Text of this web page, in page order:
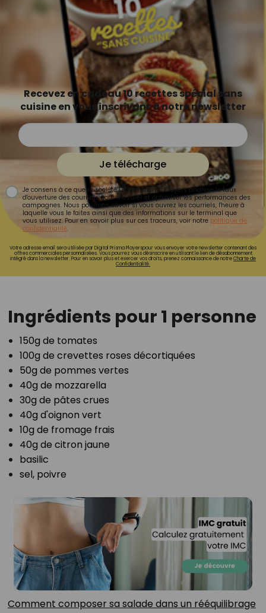
Recevez en cadeau 10 recettes spécial sans
cuisine en vous inscrivant à notre newsletter
Je télécharge
Je consens à ce que la société Digital Prisma Players analyse le taux
d'ouverture des courriels pour mesurer et optimiser les performances des
campagnes. Nous pourrons savoir si vous ouvrez les courriels, l'heure à
laquelle vous le faites ainsi que des informations sur le terminal que
vous utilisez. Pour en savoir plus sur ces traceurs, voir notre politique de
confidentialité.
Votre adresse email sera utilisée par Digital Prisma Playerspour vous envoyer votre newsletter contenant des
offres commerciales personnalisées. Vous pourrez vous désinscrire en utilisant le lien de désabonnement
intégré dans la newsletter. Pour en savoir plus et exercer vos droits, prenez connaissance de notreCharte de
Confidentialité.
Ingrédients pour 1 personne
150g de tomates⁣
100g de crevettes roses décortiquées⁣
50g de pommes vertes⁣
40g de mozzarella⁣
30g de pâtes crues⁣
40g d'oignon vert⁣
10g de fromage frais⁣
40g de citron jaune⁣
basilic⁣
sel, poivre⁣
Comment composer sa salade dans un rééquilibrage